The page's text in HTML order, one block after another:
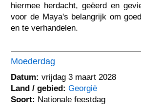
hiermee herdacht, geëerd en
voor de Maya's belangrijk om
en te verhandelen.
Moederdag
Datum: vrijdag 3 maart 2028
Land / gebied: Georgië
Soort: Nationale feestdag